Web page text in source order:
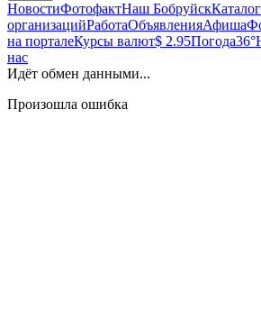
НовостиФотофактНаш БобруйскКаталог
организацийРаботаОбъявленияАфиша
на порталеКурсы валют$ 2.95Погода36°
нас
Идёт обмен данными...
Произошла ошибка